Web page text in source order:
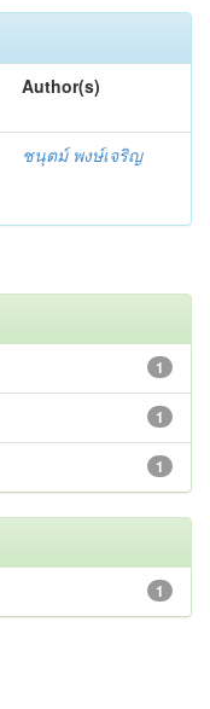
Author(s)
ชนุตม์ พงษ์เจริญ
1
1
1
1